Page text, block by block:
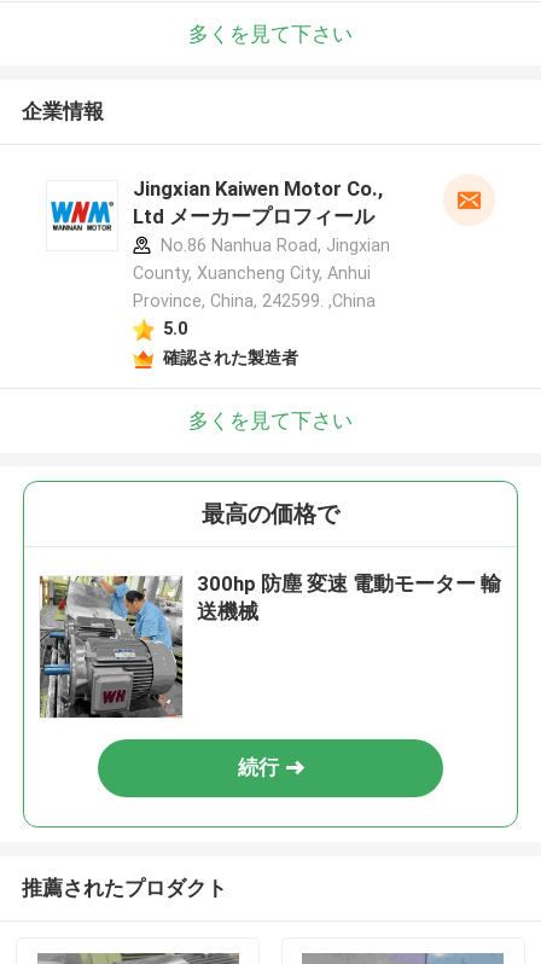
多くを見て下さい
企業情報
Jingxian Kaiwen Motor Co.,
Ltd メーカープロフィール
No.86 Nanhua Road, Jingxian
County, Xuancheng City, Anhui
Province, China, 242599. ,China
5.0
確認された製造者
多くを見て下さい
最高の価格で
300hp 防塵 変速 電動モーター 輸
送機械
続行
推薦されたプロダクト